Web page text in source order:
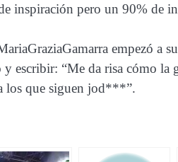
inspiración pero un 90% de
empezó a
escribir: “Me da risa cómo la
los que siguen jod***”.